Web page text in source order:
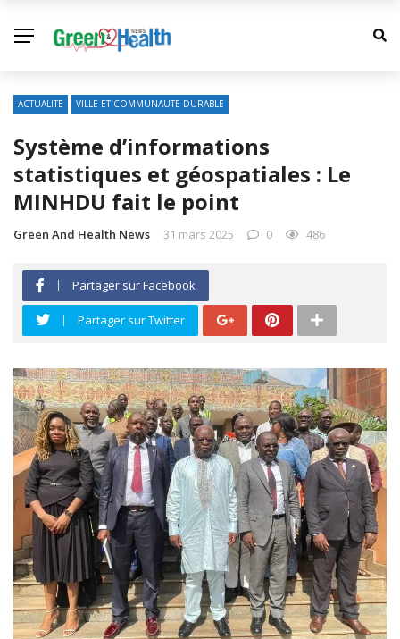
ACTUALITE VILLE ET COMMUNAUTE DURABLE
Système d’informations
statistiques et géospatiales : Le
MINHDU fait le point
Green And Health News 31 mars 2025 0 486
Partager sur Facebook
Partager sur Twitter